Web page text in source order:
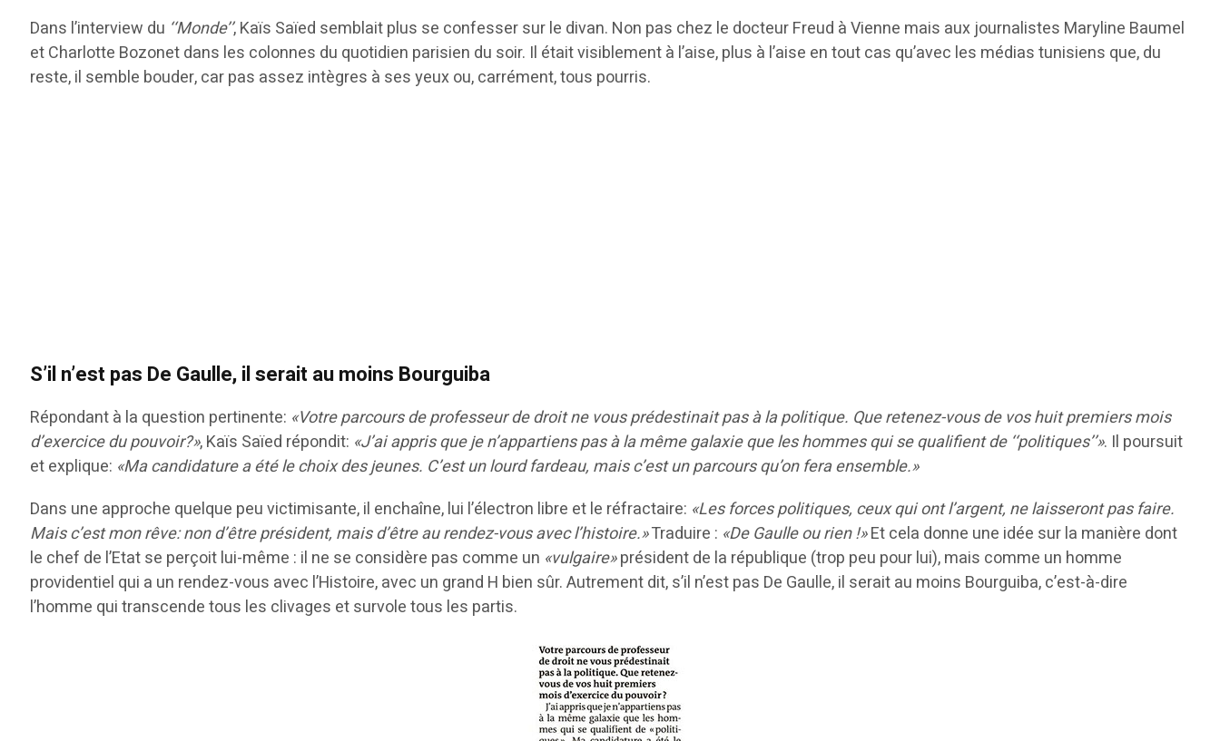
Dans l’interview du ‘‘Monde’’, Kaïs Saïed semblait plus se confesser sur le divan. Non pas chez le docteur Freud à Vienne mais aux journalistes Maryline Baumel
et Charlotte Bozonet dans les colonnes du quotidien parisien du soir. Il était visiblement à l’aise, plus à l’aise en tout cas qu’avec les médias tunisiens que, du
reste, il semble bouder, car pas assez intègres à ses yeux ou, carrément, tous pourris.
S’il n’est pas De Gaulle, il serait au moins Bourguiba
Répondant à la question pertinente: «Votre parcours de professeur de droit ne vous prédestinait pas à la politique. Que retenez-vous de vos huit premiers mois
d’exercice du pouvoir?», Kaïs Saïed répondit: «J’ai appris que je n’appartiens pas à la même galaxie que les hommes qui se qualifient de ‘‘politiques’’». Il poursuit
et explique: «Ma candidature a été le choix des jeunes. C’est un lourd fardeau, mais c’est un parcours qu’on fera ensemble.»
Dans une approche quelque peu victimisante, il enchaîne, lui l’électron libre et le réfractaire: «Les forces politiques, ceux qui ont l’argent, ne laisseront pas faire.
Mais c’est mon rêve: non d’être président, mais d’être au rendez-vous avec l’histoire.»Traduire : «De Gaulle ou rien !»Et cela donne une idée sur la manière dont
le chef de l’Etat se perçoit lui-même : il ne se considère pas comme un «vulgaire»président de la république (trop peu pour lui), mais comme un homme
providentiel qui a un rendez-vous avec l’Histoire, avec un grand H bien sûr. Autrement dit, s’il n’est pas De Gaulle, il serait au moins Bourguiba, c’est-à-dire
l’homme qui transcende tous les clivages et survole tous les partis.